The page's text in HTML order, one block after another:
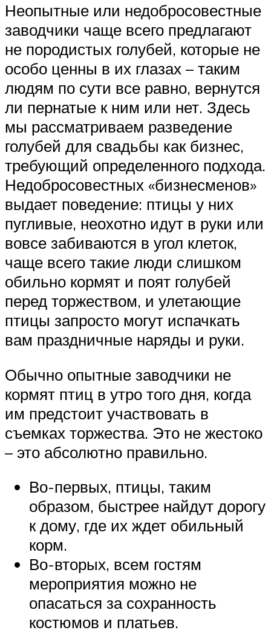
Неопытные или недобросовестные
заводчики чаще всего предлагают
не породистых голубей, которые не
особо ценны в их глазах – таким
людям по сути все равно, вернутся
ли пернатые к ним или нет. Здесь
мы рассматриваем разведение
голубей для свадьбы как бизнес,
требующий определенного подхода.
Недобросовестных «бизнесменов»
выдает поведение: птицы у них
пугливые, неохотно идут в руки или
вовсе забиваются в угол клеток,
чаще всего такие люди слишком
обильно кормят и поят голубей
перед торжеством, и улетающие
птицы запросто могут испачкать
вам праздничные наряды и руки.
Обычно опытные заводчики не
кормят птиц в утро того дня, когда
им предстоит участвовать в
съемках торжества. Это не жестоко
– это абсолютно правильно.
Во-первых, птицы, таким
образом, быстрее найдут дорогу
к дому, где их ждет обильный
корм.
Во-вторых, всем гостям
мероприятия можно не
опасаться за сохранность
костюмов и платьев.